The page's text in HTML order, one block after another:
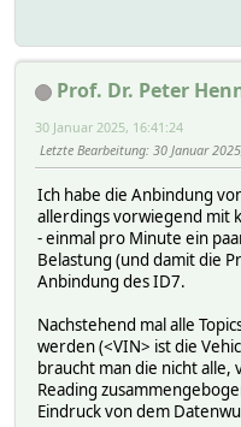
Prof. Dr. Peter
30 Januar 2025, 16:41:24
Letzte Bearbeitung: 30 Januar
Ich habe die Anbindung
allerdings vorwiegend mit
- einmal pro Minute ein
Belastung (und damit die
Anbindung des ID7.
Nachstehend mal alle
werden (<VIN> ist die
braucht man die nicht alle,
Reading
Eindruck von dem